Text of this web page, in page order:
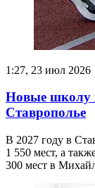
1:27, 23 июл 2026
Новые школу
Ставрополье
В 2027 году в
1 550 мест, а
300 мест в